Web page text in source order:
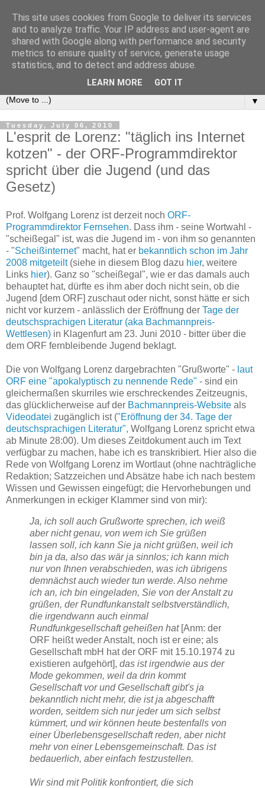
e-comm
Blog zum österreichischen und europäischen Recht der
elektronischen Kommunikationsnetze und -dienste
▼
Tuesday, July 06, 2010
L'esprit de Lorenz: "täglich ins Internet
kotzen" - der ORF-Programmdirektor
spricht über die Jugend (und das
Gesetz)
Prof. Wolfgang Lorenz ist derzeit noch ORF-
Programmdirektor Fernsehen. Dass ihm - seine Wortwahl -
"scheißegal" ist, was die Jugend im - von ihm so genannten
- "Scheißinternet" macht, hat er bekanntlich schon im Jahr
2008 mitgeteilt(siehe in diesem Blog dazu hier, weitere
Links hier). Ganz so "scheißegal", wie er das damals auch
behauptet hat, dürfte es ihm aber doch nicht sein, ob die
Jugend [dem ORF] zuschaut oder nicht, sonst hätte er sich
nicht vor kurzem - anlässlich der Eröffnung der Tage der
deutschsprachigen Literatur (aka Bachmannpreis-
Wettlesen) in Klagenfurt am 23. Juni 2010 - bitter über die
dem ORF fernbleibende Jugend beklagt.
Die von Wolfgang Lorenz dargebrachten "Grußworte" - laut
ORF eine "apokalyptisch zu nennende Rede" - sind ein
gleichermaßen skurriles wie erschreckendes Zeitzeugnis,
das glücklicherweise auf der Bachmannpreis-Website als
Videodatei zugänglich ist ("Eröffnung der 34. Tage der
deutschsprachigen Literatur", Wolfgang Lorenz spricht etwa
ab Minute 28:00). Um dieses Zeitdokument auch im Text
verfügbar zu machen, habe ich es transkribiert. Hier also die
Rede von Wolfgang Lorenz im Wortlaut (ohne nachträgliche
Redaktion; Satzzeichen und Absätze habe ich nach bestem
Wissen und Gewissen eingefügt; die Hervorhebungen und
Anmerkungen in eckiger Klammer sind von mir):
Ja, ich soll auch Grußworte sprechen, ich weiß
aber nicht genau, von wem ich Sie grüßen
lassen soll, ich kann Sie ja nicht grüßen, weil ich
bin ja da, also das wär ja sinnlos; ich kann mich
nur von Ihnen verabschieden, was ich übrigens
demnächst auch wieder tun werde. Also nehme
ich an, ich bin eingeladen, Sie von der Anstalt zu
grüßen, der Rundfunkanstalt selbstverständlich,
die irgendwann auch einmal
Rundfunkgesellschaft geheißen hat [Anm: der
ORF heißt weder Anstalt, noch ist er eine; als
Gesellschaft mbH hat der ORF mit 15.10.1974 zu
existieren aufgehört], das ist irgendwie aus der
Mode gekommen, weil da drin kommt
Gesellschaft vor und Gesellschaft gibt's ja
bekanntlich nicht mehr, die ist ja abgeschafft
worden, seitdem sich nur jeder um sich selbst
kümmert, und wir können heute bestenfalls von
einer Überlebensgesellschaft reden, aber nicht
mehr von einer Lebensgemeinschaft. Das ist
bedauerlich, aber einfach festzustellen.
Wir sind mit Politik konfrontiert, die sich
This site uses cookies from Google to deliver its services
and to analyze traffic. Your IP address and user-agent are
shared with Google along with performance and security
metrics to ensure quality of service, generate usage
statistics, and to detect and address abuse.
LEARN MORE GOT IT